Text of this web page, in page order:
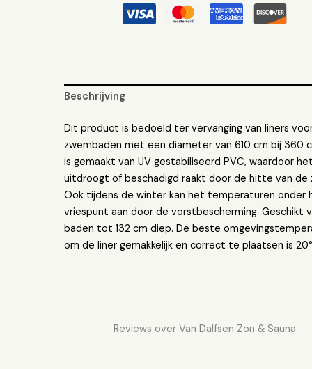
Beschrijving
Dit product is bedoeld ter vervanging van liners
zwembaden met een diameter van 610 cm bij 360
is gemaakt van UV gestabiliseerd PVC, waardoor
uitdroogt of beschadigd raakt door de hitte van de
Ook tijdens de winter kan het temperaturen onder
vriespunt aan door de vorstbescherming. Geschikt
baden tot 132 cm diep. De beste
om de liner gemakkelijk en correct te plaatsen is
Reviews over Van Dalfsen Zon & Sauna